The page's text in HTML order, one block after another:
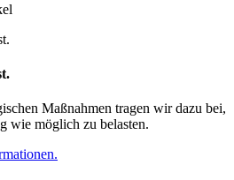
Maßnahmen tragen wir dazu bei,
wie möglich zu belasten.